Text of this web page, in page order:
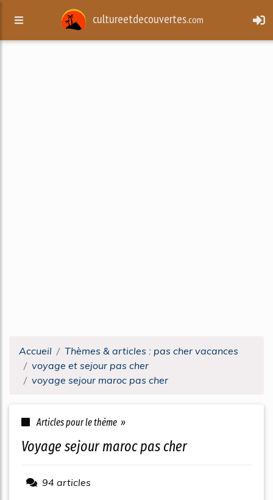
cultureetdecouvertes.com
Accueil
Thèmes & articles : pas cher vacances
voyage et sejour pas cher
voyage sejour maroc pas cher
Articles pour le thème »
voyage sejour maroc pas cher
94 articles